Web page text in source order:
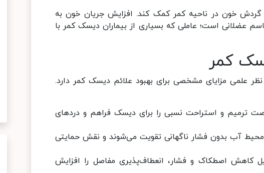
گردش خون در ناحیه کمر کمک کند. افزایش جریان خون به
عضلانی است؛ عاملی که بسیاری از بیماران دیسک کمر با
کمر
علمی مزایای مشخصی برای بهبود علائم دیسک کمر دارد.
ترمیم و استراحت نسبی را برای دیسک فراهم و دردهای
آب بدون فشار ناگهانی تقویت می‌شوند و نقش حمایتی
کاهش اصطکاک و فشار، انعطاف‌پذیری مفاصل را افزایش